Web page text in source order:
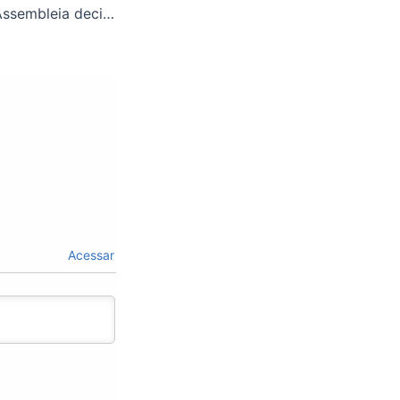
Plano de Saúde: Assembleia decide continuar convênio com demais entidades
Acessar